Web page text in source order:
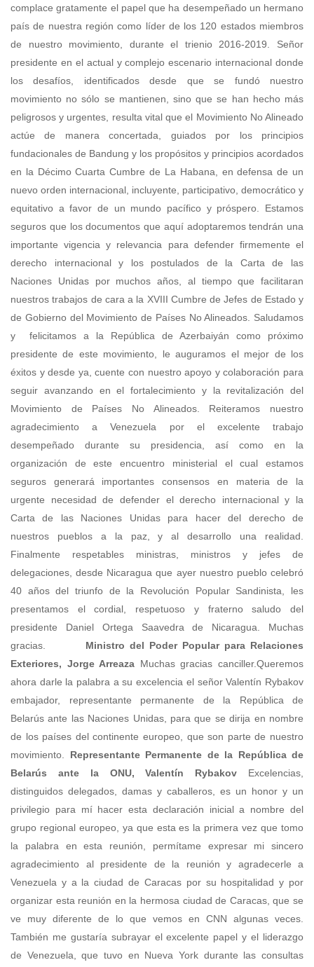
complace gratamente el papel que ha desempeñado un hermano
país de nuestra región como líder de los 120 estados miembros
de nuestro movimiento, durante el trienio 2016-2019. Señor
presidente en el actual y complejo escenario internacional donde
los desafíos, identificados desde que se fundó nuestro
movimiento no sólo se mantienen, sino que se han hecho más
peligrosos y urgentes, resulta vital que el Movimiento No Alineado
actúe de manera concertada, guiados por los principios
fundacionales de Bandung y los propósitos y principios acordados
en la Décimo Cuarta Cumbre de La Habana, en defensa de un
nuevo orden internacional, incluyente, participativo, democrático y
equitativo a favor de un mundo pacífico y próspero. Estamos
seguros que los documentos que aquí adoptaremos tendrán una
importante vigencia y relevancia para defender firmemente el
derecho internacional y los postulados de la Carta de las
Naciones Unidas por muchos años, al tiempo que facilitaran
nuestros trabajos de cara a la XVIII Cumbre de Jefes de Estado y
de Gobierno del Movimiento de Países No Alineados. Saludamos
y felicitamos a la República de Azerbaiyán como próximo
presidente de este movimiento, le auguramos el mejor de los
éxitos y desde ya, cuente con nuestro apoyo y colaboración para
seguir avanzando en el fortalecimiento y la revitalización del
Movimiento de Países No Alineados. Reiteramos nuestro
agradecimiento a Venezuela por el excelente trabajo
desempeñado durante su presidencia, así como en la
organización de este encuentro ministerial el cual estamos
seguros generará importantes consensos en materia de la
urgente necesidad de defender el derecho internacional y la
Carta de las Naciones Unidas para hacer del derecho de
nuestros pueblos a la paz, y al desarrollo una realidad.
Finalmente respetables ministras, ministros y jefes de
delegaciones, desde Nicaragua que ayer nuestro pueblo celebró
40 años del triunfo de la Revolución Popular Sandinista, les
presentamos el cordial, respetuoso y fraterno saludo del
presidente Daniel Ortega Saavedra de Nicaragua. Muchas
gracias.
Ministro del Poder Popular para Relaciones
Exteriores, Jorge Arreaza Muchas gracias canciller.Queremos
ahora darle la palabra a su excelencia el señor Valentín Rybakov
embajador, representante permanente de la República de
Belarús ante las Naciones Unidas, para que se dirija en nombre
de los países del continente europeo, que son parte de nuestro
movimiento. Representante Permanente de la República de
Belarús ante la ONU, Valentín Rybakov Excelencias,
distinguidos delegados, damas y caballeros, es un honor y un
privilegio para mí hacer esta declaración inicial a nombre del
grupo regional europeo, ya que esta es la primera vez que tomo
la palabra en esta reunión, permítame expresar mi sincero
agradecimiento al presidente de la reunión y agradecerle a
Venezuela y a la ciudad de Caracas por su hospitalidad y por
organizar esta reunión en la hermosa ciudad de Caracas, que se
ve muy diferente de lo que vemos en CNN algunas veces.
También me gustaría subrayar el excelente papel y el liderazgo
de Venezuela, que tuvo en Nueva York durante las consultas